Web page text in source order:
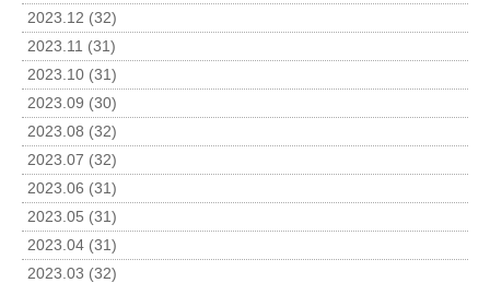
2023.12 (32)
2023.11 (31)
2023.10 (31)
2023.09 (30)
2023.08 (32)
2023.07 (32)
2023.06 (31)
2023.05 (31)
2023.04 (31)
2023.03 (32)